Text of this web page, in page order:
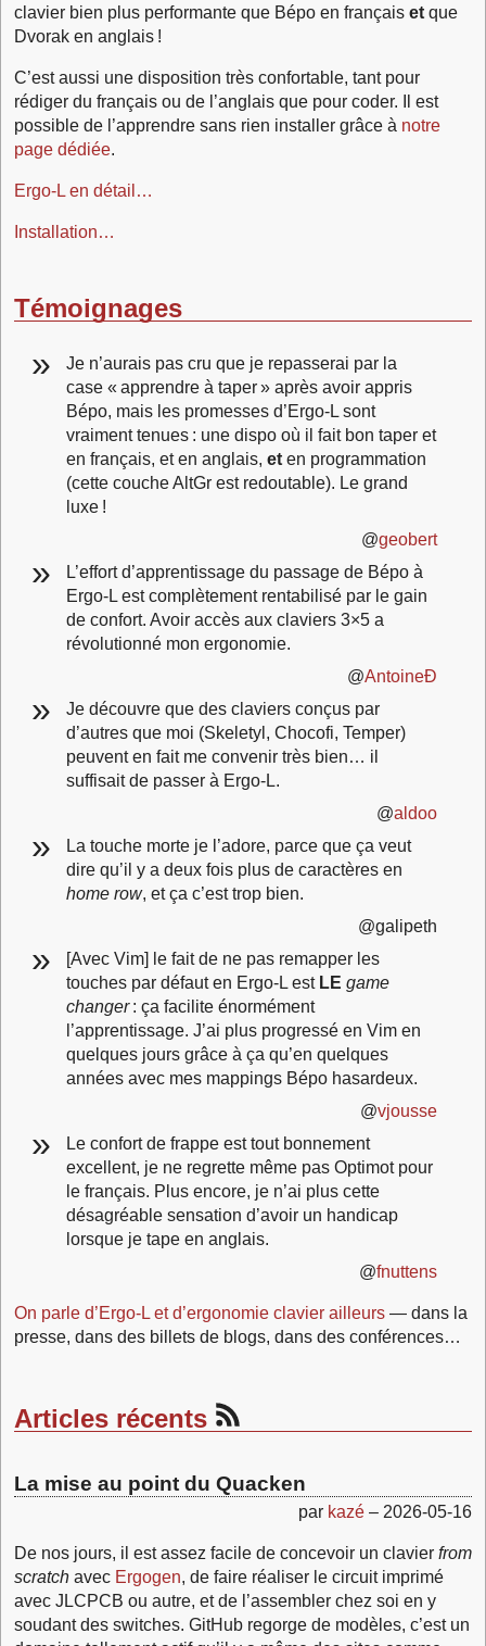
clavier bien plus performante que Bépo en français et que
Dvorak en anglais !
C’est aussi une disposition très confortable, tant pour
rédiger du français ou de l’anglais que pour coder. Il est
possible de l’apprendre sans rien installer grâce à notre
page dédiée.
Ergo‑L en détail…
Installation…
Témoignages
Je n’aurais pas cru que je repasserai par la
case « apprendre à taper » après avoir appris
Bépo, mais les promesses d’Ergo‑L sont
vraiment tenues : une dispo où il fait bon taper et
en français, et en anglais, et en programmation
(cette couche AltGr est redoutable). Le grand
luxe !
@geobert
L’effort d’apprentissage du passage de Bépo à
Ergo‑L est complètement rentabilisé par le gain
de confort. Avoir accès aux claviers 3×5 a
révolutionné mon ergonomie.
@AntoineÐ
Je découvre que des claviers conçus par
d’autres que moi (Skeletyl, Chocofi, Temper)
peuvent en fait me convenir très bien… il
suffisait de passer à Ergo-L.
@aldoo
La touche morte je l’adore, parce que ça veut
dire qu’il y a deux fois plus de caractères en
home row, et ça c’est trop bien.
@galipeth
[Avec Vim] le fait de ne pas remapper les
touches par défaut en Ergo‑L est LE game
changer: ça facilite énormément
l’apprentissage. J’ai plus progressé en Vim en
quelques jours grâce à ça qu’en quelques
années avec mes mappings Bépo hasardeux.
@vjousse
Le confort de frappe est tout bonnement
excellent, je ne regrette même pas Optimot pour
le français. Plus encore, je n’ai plus cette
désagréable sensation d’avoir un handicap
lorsque je tape en anglais.
@fnuttens
On parle d’Ergo‑L et d’ergonomie clavier ailleurs — dans la
presse, dans des billets de blogs, dans des conférences…
Articles récents
La mise au point du Quacken
par kazé – 2026-05-16
De nos jours, il est assez facile de concevoir un clavier from
scratch avec Ergogen, de faire réaliser le circuit imprimé
avec JLCPCB ou autre, et de l’assembler chez soi en y
soudant des switches. GitHub regorge de modèles, c’est un